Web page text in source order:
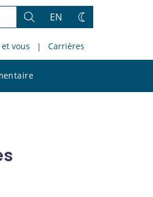
Rechercher
EN
Changez
thème
vous Carrières
le